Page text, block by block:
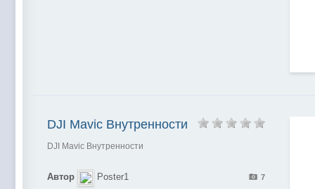
DJI Mavic Внутренности
DJI Mavic Внутренности
7
Автор Poster1